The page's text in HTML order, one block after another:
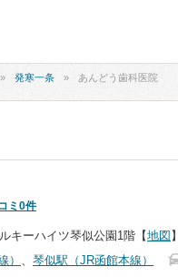
発寒一条 あんどう歯科医院
ミ 0件
キーハイツ琴似公園1階 【地図 】
） 、 琴似駅（JR函館本線）